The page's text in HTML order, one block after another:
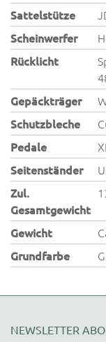
Sattelstütze
Scheinwerfer
Rücklicht
Gepäckträger
Schutzbleche
Pedale
Seitenständer
Zul.
Gesamtgewicht
Gewicht
Grundfarbe
NEWSLETTER